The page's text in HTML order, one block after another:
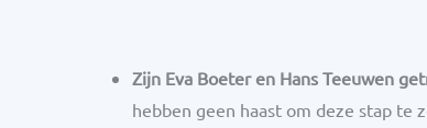
Zijn Eva Boeter en Hans Teeuwen
hebben geen haast om deze stap te